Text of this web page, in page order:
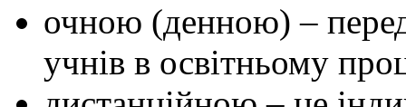
очною (денною) –
учнів в освітньому